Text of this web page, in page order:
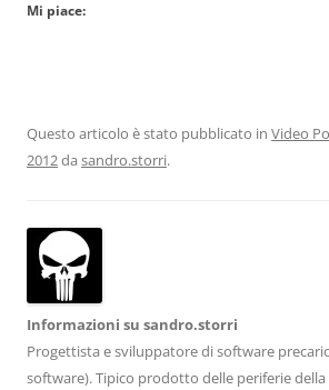
Mi piace:
Questo articolo è stato pubblicato in Video
2012da sandro.storri.
Informazioni su sandro.storri
Progettista e sviluppatore di software
software). Tipico prodotto delle periferie della